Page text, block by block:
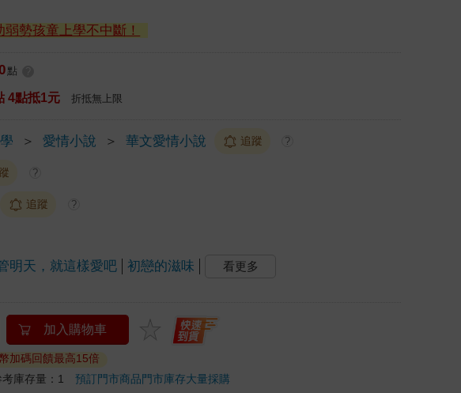
勢孩童上學不中斷！
點
4點抵1元 折抵無上限
＞ 愛情小說 ＞ 華文愛情小說 追蹤 ?
?
追蹤 ?
明天，就這樣愛吧 初戀的滋味 看更多
加入購物車
加碼回饋最高15倍
考庫存量：1預訂門市商品門市庫存大量採購